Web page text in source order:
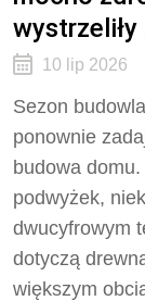
10 lip 2026
Sezon
ponownie
budowa
podwyżek,
dwucyfrowym
dotyczą
większym